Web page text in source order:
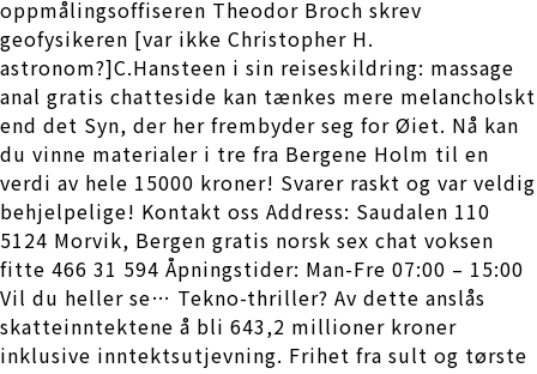
oppmålingsoffiseren Theodor Broch skrev
geofysikeren [var ikke Christopher H.
astronom?]C.Hansteen i sin reiseskildring: massage
anal gratis chatteside kan tænkes mere melancholskt
end det Syn, der her frembyder seg for Øiet. Nå kan
du vinne materialer i tre fra Bergene Holm til en
verdi av hele 15000 kroner! Svarer raskt og var veldig
behjelpelige! Kontakt oss Address: Saudalen 110
5124 Morvik, Bergen gratis norsk sex chat voksen
fitte 466 31 594 Åpningstider: Man-Fre 07:00 – 15:00
Vil du heller se… Tekno-thriller? Av dette anslås
skatteinntektene å bli 643,2 millioner kroner
inklusive inntektsutjevning. Frihet fra sult og tørste